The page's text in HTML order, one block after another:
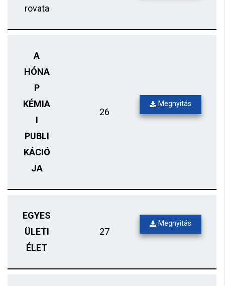
rovata
A
HÓNA
P
KÉMIA
I
PUBLI
KÁCIÓ
JA
26
Megnyitás
EGYES
ÜLETI
ÉLET
27
Megnyitás